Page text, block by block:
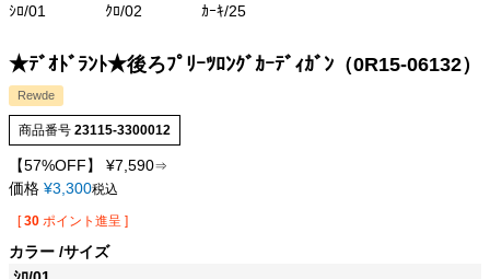
ｼﾛ/01 ｸﾛ/02 ｶｰｷ/25
★ﾃﾞｵﾄﾞﾗﾝﾄ★後ろﾌﾟﾘｰﾂﾛﾝｸﾞｶｰﾃﾞｨｶﾞﾝ（0R15-06132）
Rewde
商品番号 23115-3300012
【57%OFF】 ¥7,590⇒
価格 ¥3,300税込
[ 30 ポイント進呈 ]
カラー サイズ